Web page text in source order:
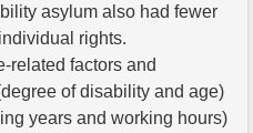
asylum also had fewer
rights.
related factors and
of disability and age)
years and working hours)